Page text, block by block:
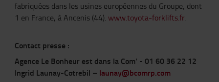
fabriquées dans les usines européennes du Groupe, dont
1 en France, à Ancenis (44). www.toyota-forklifts.fr.
Contact presse :
Agence Le Bonheur est dans la Com’ - 01 60 36 22 12
Ingrid Launay-Cotrebil – launay@bcomrp.com